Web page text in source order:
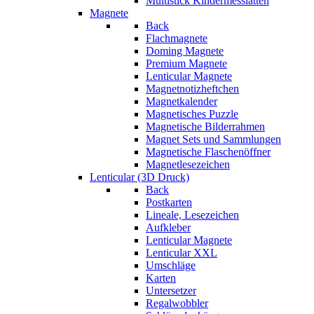
Magnete
Back
Flachmagnete
Doming Magnete
Premium Magnete
Lenticular Magnete
Magnetnotizheftchen
Magnetkalender
Magnetisches Puzzle
Magnetische Bilderrahmen
Magnet Sets und Sammlungen
Magnetische Flaschenöffner
Magnetlesezeichen
Lenticular (3D Druck)
Back
Postkarten
Lineale, Lesezeichen
Aufkleber
Lenticular Magnete
Lenticular XXL
Umschläge
Karten
Untersetzer
Regalwobbler